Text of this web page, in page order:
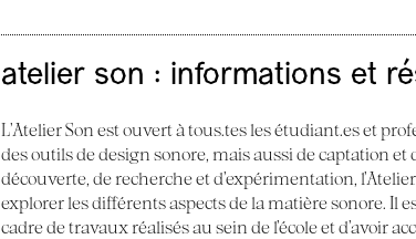
atelier son : informations et
L’Atelier Son est ouvert à tous.tes les étudiant.es et
des outils de design sonore, mais aussi de captation
découverte, de recherche et d’expérimentation,
explorer les différents aspects de la matière sonore. Il
cadre de travaux réalisés au sein de l’école et d’avoir